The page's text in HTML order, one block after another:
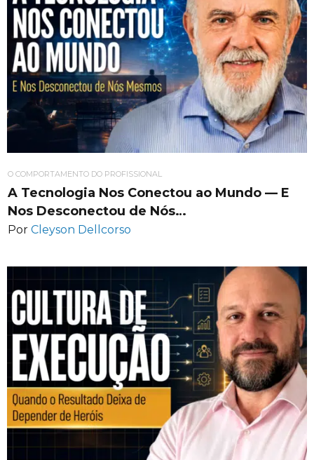
O COMPORTAMENTO DO PROFISSIONAL
A Tecnologia Nos Conectou ao Mundo — E
Nos Desconectou de Nós…
Por Cleyson Dellcorso